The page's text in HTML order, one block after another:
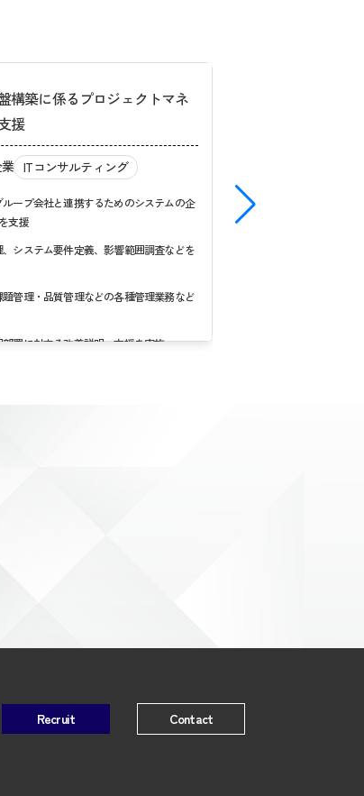
構築に係るプロジェクトマネ
援
ITコンサルティング
ープ会社と連携するためのシステムの企
支援
システム要件定義、影響範囲調査などを
管理・品質管理などの各種管理業務など
署に対する改善説明・支援を実施
Recruit Contact